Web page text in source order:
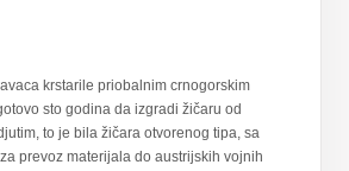
krstarile priobalnim crnogorskim
sto godina da izgradi žičaru od
to je bila žičara otvorenog tipa, sa
prevoz materijala do austrijskih vojnih